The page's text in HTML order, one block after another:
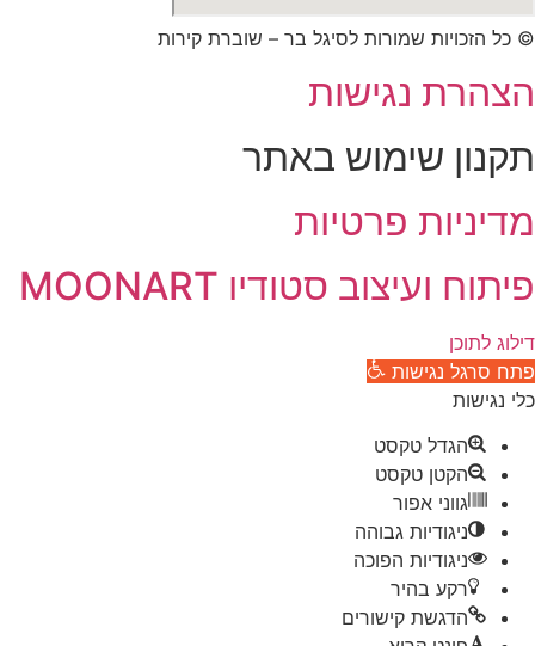
© כל הזכויות שמורות לסיגל בר – שוברת קירות
הצהרת נגישות
תקנון שימוש באתר
מדיניות פרטיות
פיתוח ועיצוב סטודיו MOONART
דילוג לתוכן
פתח סרגל נגישות
כלי נגישות
הגדל טקסט
הקטן טקסט
גווני אפור
ניגודיות גבוהה
ניגודיות הפוכה
רקע בהיר
הדגשת קישורים